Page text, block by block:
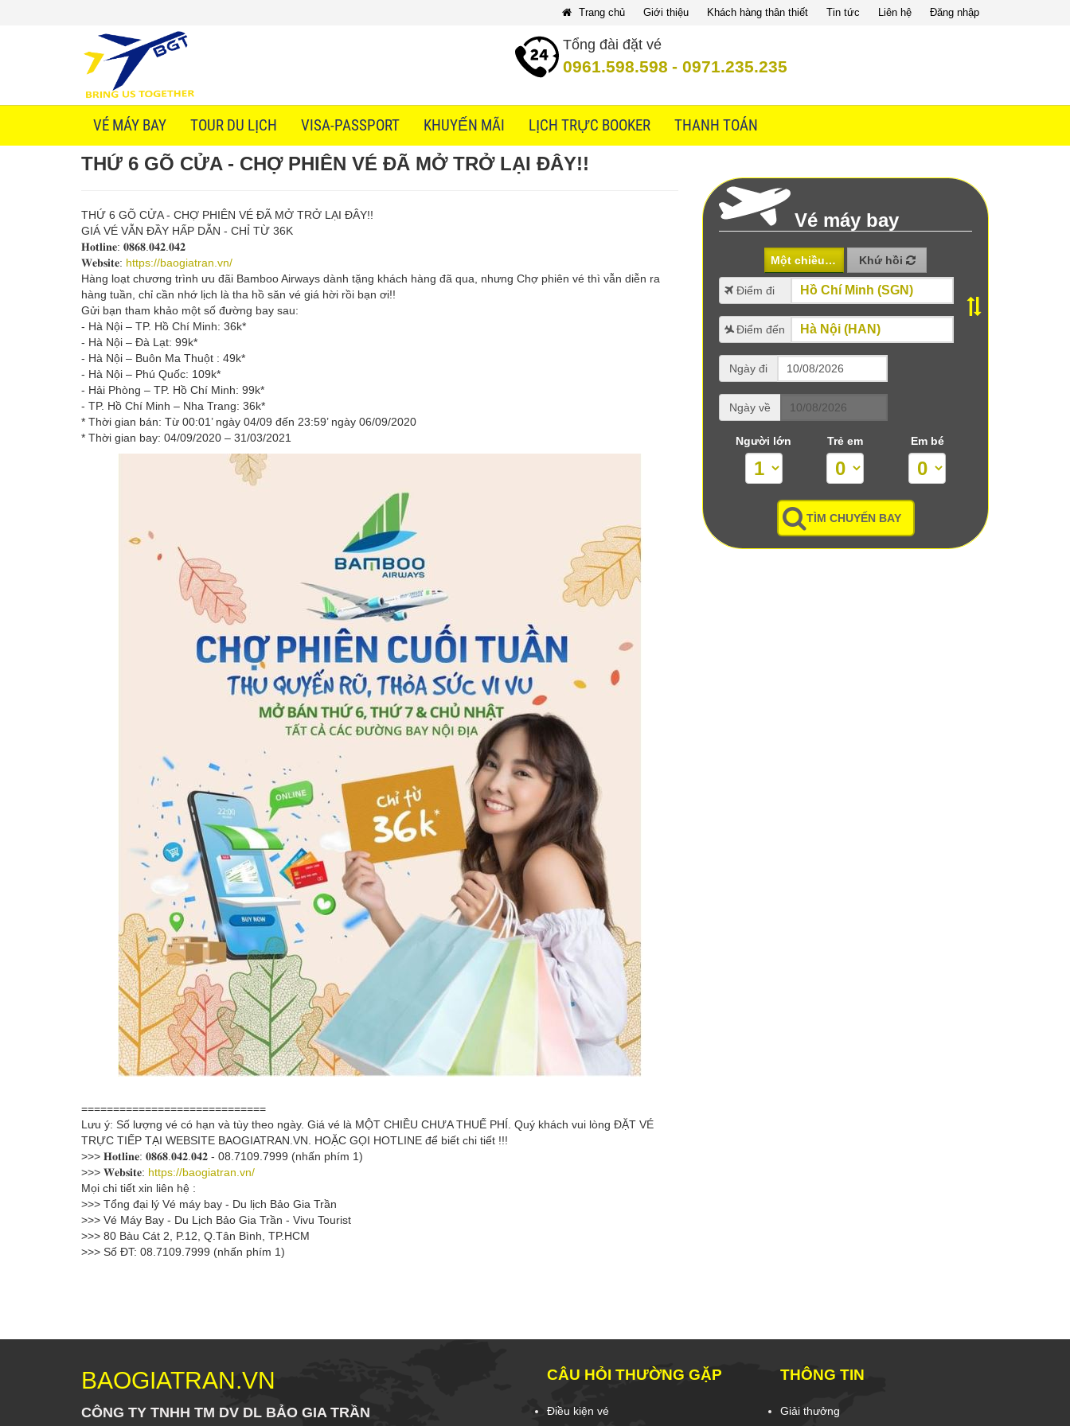
Trang chủ Giới thiệu Khách hàng thân thiết Tin tức Liên hệ Đăng nhập
Tổng đài đặt vé
0961.598.598 -0971.235.235
VÉ MÁY BAY TOUR DU LỊCH VISA-PASSPORT KHUYẾN MÃI LỊCH TRỰC BOOKER THANH TOÁN
THỨ 6 GÕ CỬA - CHỢ PHIÊN VÉ ĐÃ MỞ TRỞ LẠI ĐÂY!!
THỨ 6 GÕ CỬA - CHỢ PHIÊN VÉ ĐÃ MỞ TRỞ LẠI ĐÂY!!
GIÁ VÉ VẪN ĐẦY HẤP DẪN - CHỈ TỪ 36K
𝐇𝐨𝐭𝐥𝐢𝐧𝐞: 𝟎𝟖𝟔𝟖.𝟎𝟒𝟐.𝟎𝟒𝟐
𝐖𝐞𝐛𝐬𝐢𝐭𝐞: https://baogiatran.vn/
Hàng loạt chương trình ưu đãi Bamboo Airways dành tặng khách hàng đã qua, nhưng Chợ phiên vé thì vẫn diễn ra
hàng tuần, chỉ cần nhớ lịch là tha hồ săn vé giá hời rồi bạn ơi!!
Gửi bạn tham khảo một số đường bay sau:
- Hà Nội – TP. Hồ Chí Minh: 36k*
- Hà Nội – Đà Lạt: 99k*
- Hà Nội – Buôn Ma Thuột : 49k*
- Hà Nội – Phú Quốc: 109k*
- Hải Phòng – TP. Hồ Chí Minh: 99k*
- TP. Hồ Chí Minh – Nha Trang: 36k*
* Thời gian bán: Từ ‪00:01‬’ ngày ‪04/09‬ đến ‪23:59‬’ ngày ‪06/09/2020‬
* Thời gian bay: ‪04/09/2020 – 31/03/2021‬
=============================
Lưu ý: Số lượng vé có hạn và tùy theo ngày. Giá vé là MỘT CHIỀU CHƯA THUẾ PHÍ. Quý khách vui lòng ĐẶT VÉ
TRỰC TIẾP TẠI WEBSITE BAOGIATRAN.VN. HOẶC GỌI HOTLINE để biết chi tiết !!!
>>> 𝐇𝐨𝐭𝐥𝐢𝐧𝐞: 𝟎𝟖𝟔𝟖.𝟎𝟒𝟐.𝟎𝟒𝟐 - 08.7109.7999 (nhấn phím 1)
>>> 𝐖𝐞𝐛𝐬𝐢𝐭𝐞: https://baogiatran.vn/
Mọi chi tiết xin liên hệ :
>>> Tổng đại lý Vé máy bay - Du lịch Bảo Gia Trần
>>> Vé Máy Bay - Du Lịch Bảo Gia Trần - Vivu Tourist
>>> 80 Bàu Cát 2, P.12, Q.Tân Bình, TP.HCM
>>> Số ĐT: 08.7109.7999 (nhấn phím 1)
Vé máy bay
Một chiều Khứ hồi
Điểm đi
Điểm đến
Ngày đi
Ngày về
Người lớn Trẻ em Em bé
BAOGIATRAN.VN
CÔNG TY TNHH TM DV DL BẢO GIA TRẦN
CÂU HỎI THƯỜNG GẶP
Điều kiện vé
THÔNG TIN
Giải thưởng